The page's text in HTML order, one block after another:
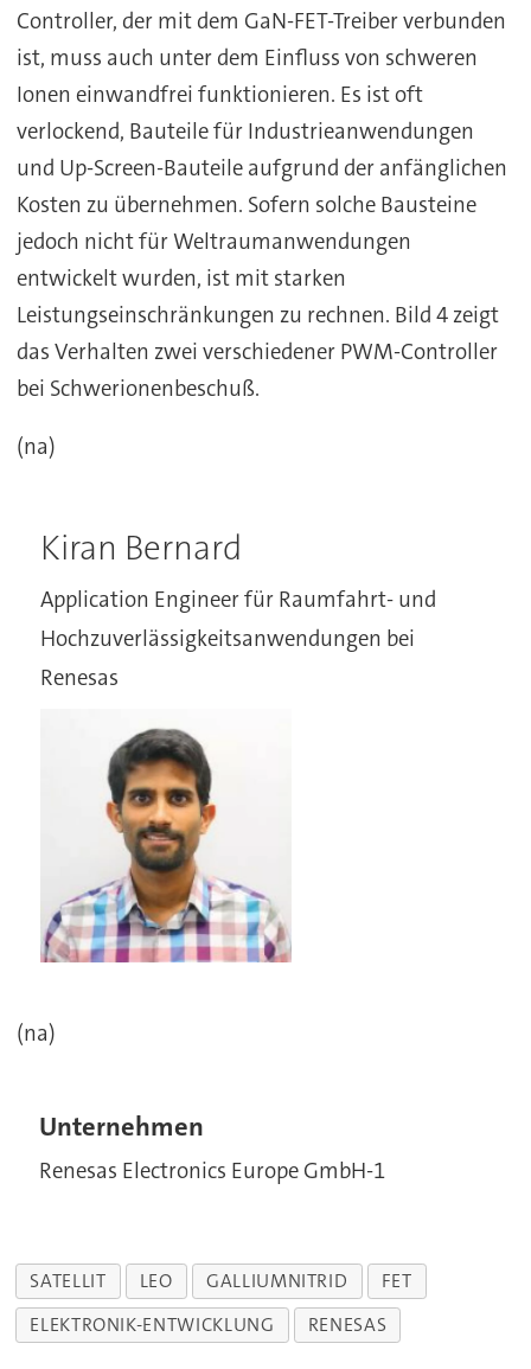
Controller, der mit dem GaN-FET-Treiber verbunden
ist, muss auch unter dem Einfluss von schweren
Ionen einwandfrei funktionieren. Es ist oft
verlockend, Bauteile für Industrieanwendungen
und Up-Screen-Bauteile aufgrund der anfänglichen
Kosten zu übernehmen. Sofern solche Bausteine
jedoch nicht für Weltraumanwendungen
entwickelt wurden, ist mit starken
Leistungseinschränkungen zu rechnen. Bild 4 zeigt
das Verhalten zwei verschiedener PWM-Controller
bei Schwerionenbeschuß.
(na)
Kiran Bernard
Application Engineer für Raumfahrt- und
Hochzuverlässigkeitsanwendungen bei
Renesas
(na)
Unternehmen
Renesas Electronics Europe GmbH-1
SATELLIT LEO GALLIUMNITRID
FET
ELEKTRONIK-ENTWICKLUNG
RENESAS